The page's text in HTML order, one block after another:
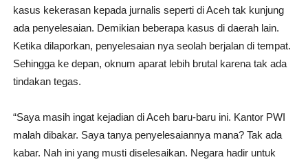
kasus kekerasan kepada jurnalis seperti di Aceh tak kunjung
ada penyelesaian. Demikian beberapa kasus di daerah lain.
Ketika dilaporkan, penyelesaian nya seolah berjalan di tempat.
Sehingga ke depan, oknum aparat lebih brutal karena tak ada
tindakan tegas.
“Saya masih ingat kejadian di Aceh baru-baru ini. Kantor PWI
malah dibakar. Saya tanya penyelesaiannya mana? Tak ada
kabar. Nah ini yang musti diselesaikan. Negara hadir untuk